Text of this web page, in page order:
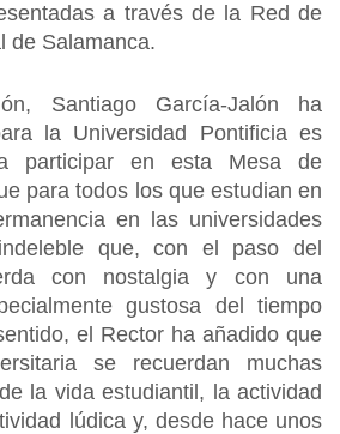
a través de la Red de
de Salamanca.
Santiago García-Jalón ha
la Universidad Pontificia es
participar en esta Mesa de
para todos los que estudian en
en las universidades
que, con el paso del
con nostalgia y con una
gustosa del tiempo
el Rector ha añadido que
se recuerdan muchas
la vida estudiantil, la actividad
lúdica y, desde hace unos